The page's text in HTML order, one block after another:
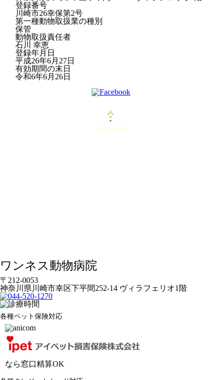
登録番号
川崎市26幸保第2号
第一種動物取扱業の種別
保管
動物取扱責任者
石川 幸恵
登録年月日
平成26年6月27日
有効期間の末日
令和6年6月26日
ワンネス動物病院
〒212-0053
神奈川県川崎市幸区下平間252-14 ヴィラフェリオ1階
各種ペット保険対応
なら窓口精算OK